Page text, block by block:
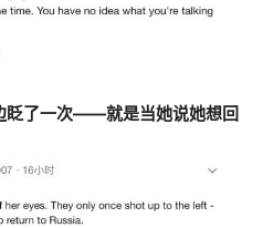
眨了一次——就是当她说她想回